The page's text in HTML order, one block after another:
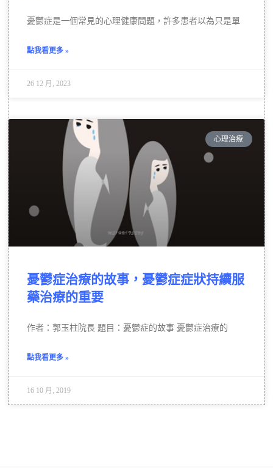
憂鬱症是一個常見的心理健康問題，許多患者以為只是單
點我看更多 »
26 12 月, 2023
心理治療
憂鬱症治療的故事，憂鬱症症狀持續服
藥治療的重要
作者：郭玉柱院長 題目：憂鬱症的故事 憂鬱症治療的
點我看更多 »
16 10 月, 2019